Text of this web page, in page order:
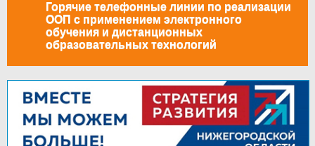
Горячие телефонные линии по реализации
ООП с применением электронного
обучения и дистанционных
образовательных технологий